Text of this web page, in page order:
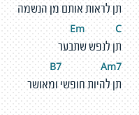
תן לראות אותם מן הנשמה
Em C
תן לנפש שתבער
B7 Am7
תן להיות חופשי ומאושר